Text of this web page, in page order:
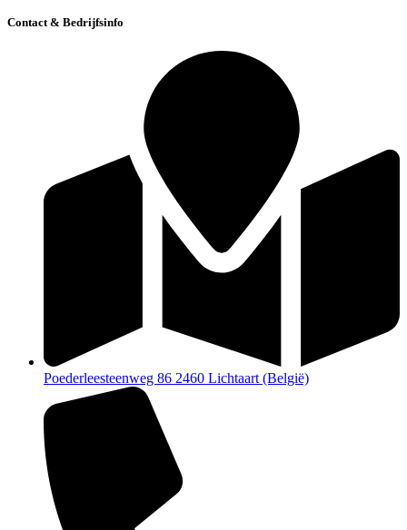
Contact & Bedrijfsinfo
Poederleesteenweg 86 2460 Lichtaart (België)